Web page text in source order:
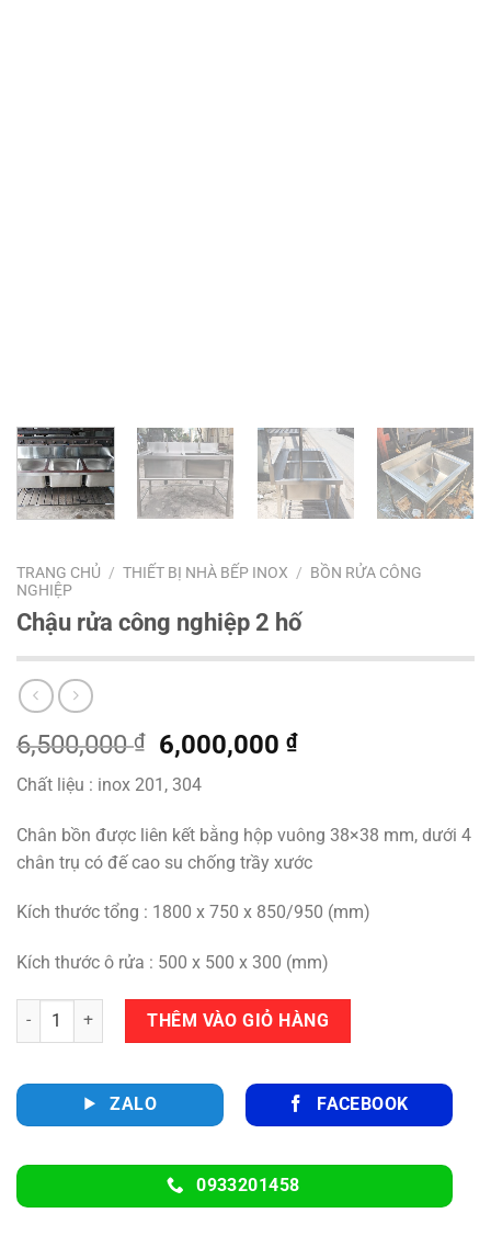
TRANG CHỦ / THIẾT BỊ NHÀ BẾP INOX / BỒN RỬA CÔNG
NGHIỆP
Chậu rửa công nghiệp 2 hố
6,500,000₫
Giá
gốc
là:
6,500,000 ₫.
6,000,000₫Giá
là:
6,000,000 ₫.
Chất liệu : inox 201, 304
Chân bồn được liên kết bằng hộp vuông 38×38 mm, dưới 4
chân trụ có đế cao su chống trầy xước
Kích thước tổng : 1800 x 750 x 850/950 (mm)
Kích thước ô rửa : 500 x 500 x 300 (mm)
Số lượng THÊM VÀO GIỎ HÀNG
ZALO FACEBOOK
0933201458